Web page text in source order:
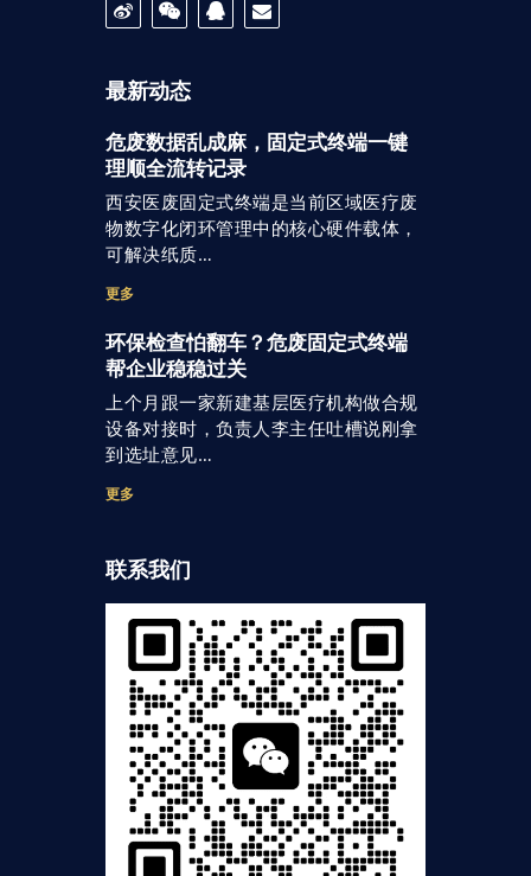
最新动态
危废数据乱成麻，固定式终端一键
理顺全流转记录
西安医废固定式终端是当前区域医疗废
物数字化闭环管理中的核心硬件载体，
可解决纸质…
更多
环保检查怕翻车？危废固定式终端
帮企业稳稳过关
上个月跟一家新建基层医疗机构做合规
设备对接时，负责人李主任吐槽说刚拿
到选址意见…
更多
联系我们